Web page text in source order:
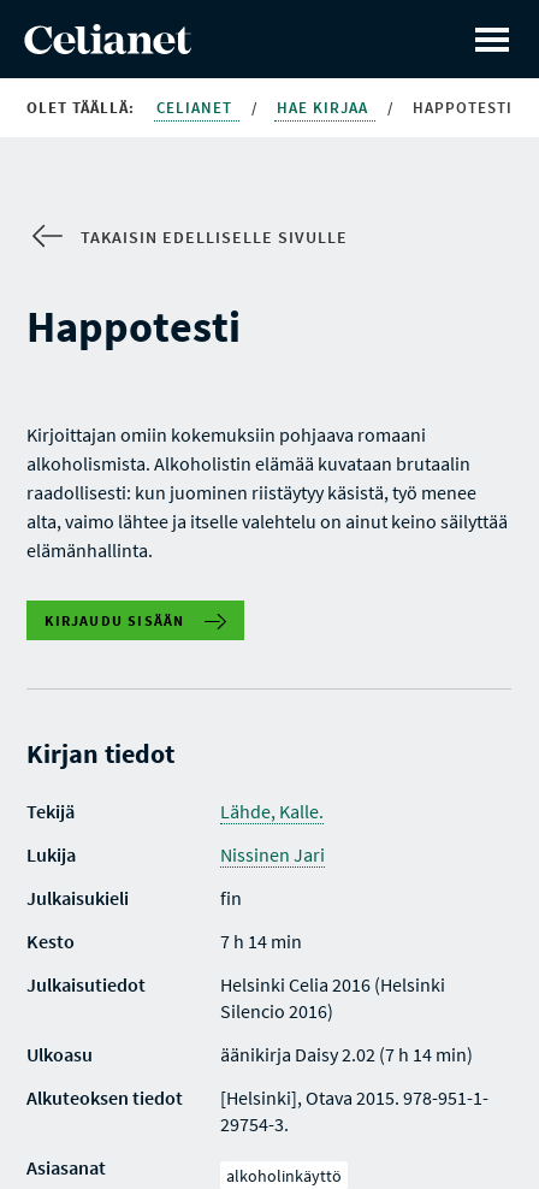
OLET TÄÄLLÄ: CELIANET / HAE KIRJAA / HAPPOTESTI
TAKAISIN EDELLISELLE SIVULLE
Happotesti
Kirjoittajan omiin kokemuksiin pohjaava romaani
alkoholismista. Alkoholistin elämää kuvataan brutaalin
raadollisesti: kun juominen riistäytyy käsistä, työ menee
alta, vaimo lähtee ja itselle valehtelu on ainut keino säilyttää
elämänhallinta.
KIRJAUDU SISÄÄN
Kirjan tiedot
Tekijä
Lähde, Kalle.
Lukija
Nissinen Jari
Julkaisukieli
fin
Kesto
7 h 14 min
Julkaisutiedot
Helsinki Celia 2016 (Helsinki
Silencio 2016)
Ulkoasu
äänikirja Daisy 2.02 (7 h 14 min)
Alkuteoksen tiedot
[Helsinki], Otava 2015. 978-951-1-
29754-3.
Asiasanat
alkoholinkäyttö